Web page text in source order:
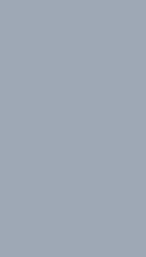
. Dzięki
machej.pl
żywo zmagania naszych